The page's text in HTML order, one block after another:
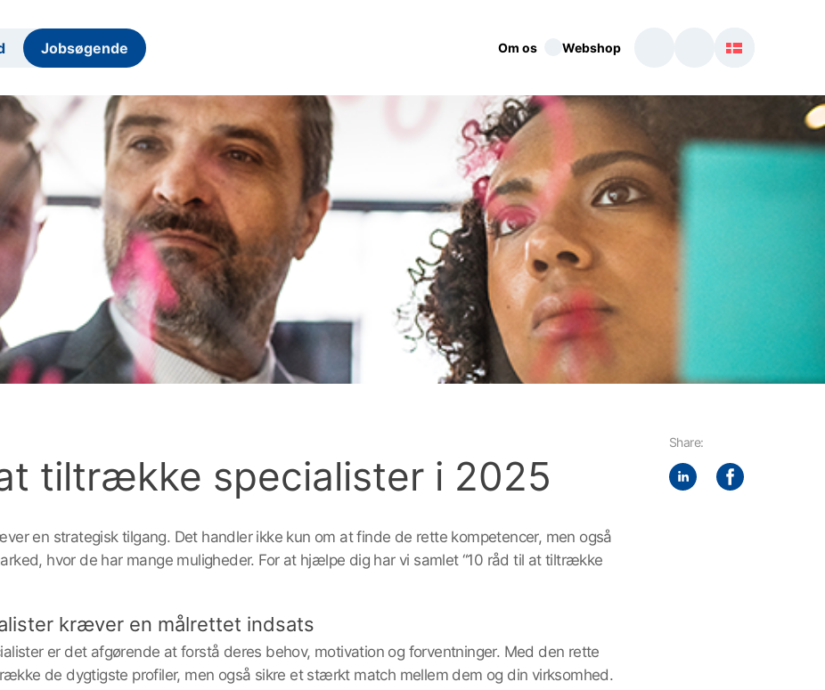
Jobsøgende Om os Webshop
tiltrække specialister i 2025
en strategisk tilgang. Det handler ikke kun om at finde de rette kompetencer, men også
hvor de har mange muligheder. For at hjælpe dig har vi samlet “10 råd til at tiltrække
kræver en målrettet indsats
er det afgørende at forstå deres behov, motivation og forventninger. Med den rette
de dygtigste profiler, men også sikre et stærkt match mellem dem og din virksomhed.
Share: